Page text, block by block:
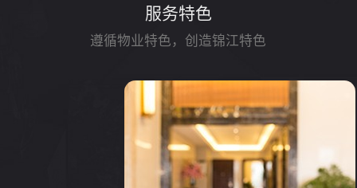
服务特色
遵循物业特色，创造锦江特色